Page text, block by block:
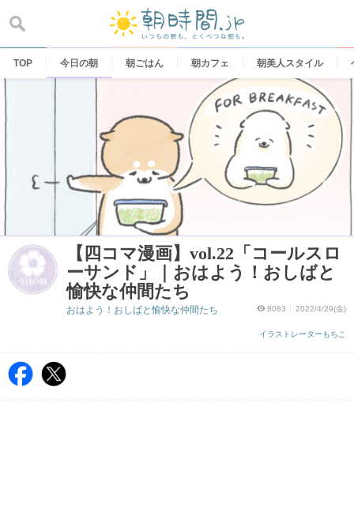
content
TOP 今日の朝 朝ごはん 朝カフェ 朝美人スタイル
【四コマ漫画】vol.22「コールスロ
ーサンド」｜おはよう！おしばと
愉快な仲間たち
8083 2022/4/29(金)
イラストレーターもちこ
おはよう！おしばと愉快な仲間たち